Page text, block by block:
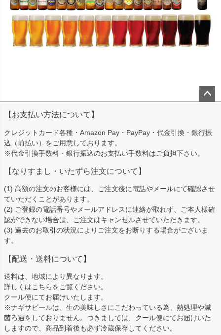
ップ
へ
【お支払い方法について】
クレジットカード各種・Amazon Pay・PayPay・代金引換・銀行振
込（前払い）をご用意しております。
※代金引換手数料・銀行振込のお支払い手数料はご負担下さい。
【なりすまし・いたずら注文について】
(1) 高額の注文のお客様には、ご注文後に電話やメールにて確認させ
ていただくことがあります。
(2) ご登録の電話番号やメールアドレスに連絡が取れず、ご本人様確
認ができない場合は、ご注文はキャンセルさせていただきます。
(3) 過去のお取引の状況によりご注文をお断りする場合がございま
す。
【配送・送料について】
送料は、地域により異なります。
詳しくはこちらをご覧ください。
クール便にてお届けいたします。
※ナギサビールは、生の美味しさにこだわっている為、熱処理や減
菌ろ過をしておりません。つきましては、クール便にてお届けいた
しますので、商品到着後も必ず冷蔵保存してください。